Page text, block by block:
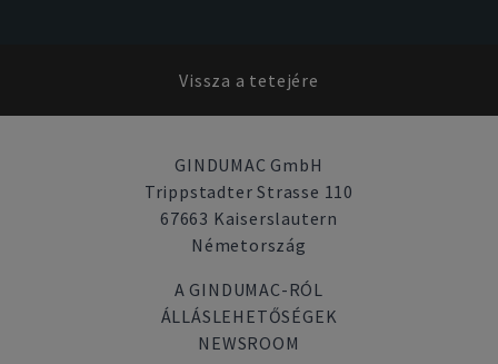
Vissza a tetejére
GINDUMAC GmbH
Trippstadter Strasse 110
67663 Kaiserslautern
Németország
A GINDUMAC-RÓL
ÁLLÁSLEHETŐSÉGEK
NEWSROOM